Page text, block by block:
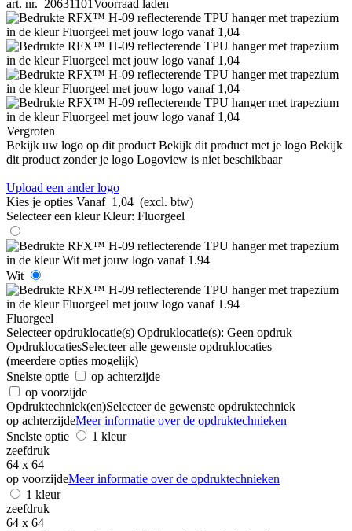
art. nr. 20631101Voorraad laden
Vergroten
Bekijk uw logo op dit product Bekijk dit product met je logo Bekijk
dit product zonder je logo Logoview is niet beschikbaar
Upload een ander logo
Kies je opties Vanaf 1,04 (excl. btw)
Selecteer een kleur Kleur: Fluorgeel
Wit
Fluorgeel
Selecteer opdruklocatie(s) Opdruklocatie(s): Geen opdruk
OpdruklocatiesSelecteer alle gewenste opdruklocaties
(meerdere opties mogelijk)
Snelste optie
op achterzijde
op voorzijde
Opdruktechniek(en)Selecteer de gewenste opdruktechniek
op achterzijdeMeer informatie over de opdruktechnieken
Snelste optie
1 kleur
zeefdruk
64 x 64
op voorzijdeMeer informatie over de opdruktechnieken
1 kleur
zeefdruk
64 x 64